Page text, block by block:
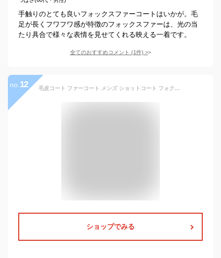
手触りのとても良いフォックスファーコートはいかが。毛
足が長くフワフワ感が特徴のフォックスファーは、光の当
たり具合で様々な表情を見せてくれる映える一着です。
全てのおすすめコメント (1件) >
no. 12 毛皮コート ファーコート メンズ ショットコート フォクス フェイクファー おしゃれ 上着 暖かい 秋冬 防寒 高級素材 メンズファッション 送料無料
ショップでみる